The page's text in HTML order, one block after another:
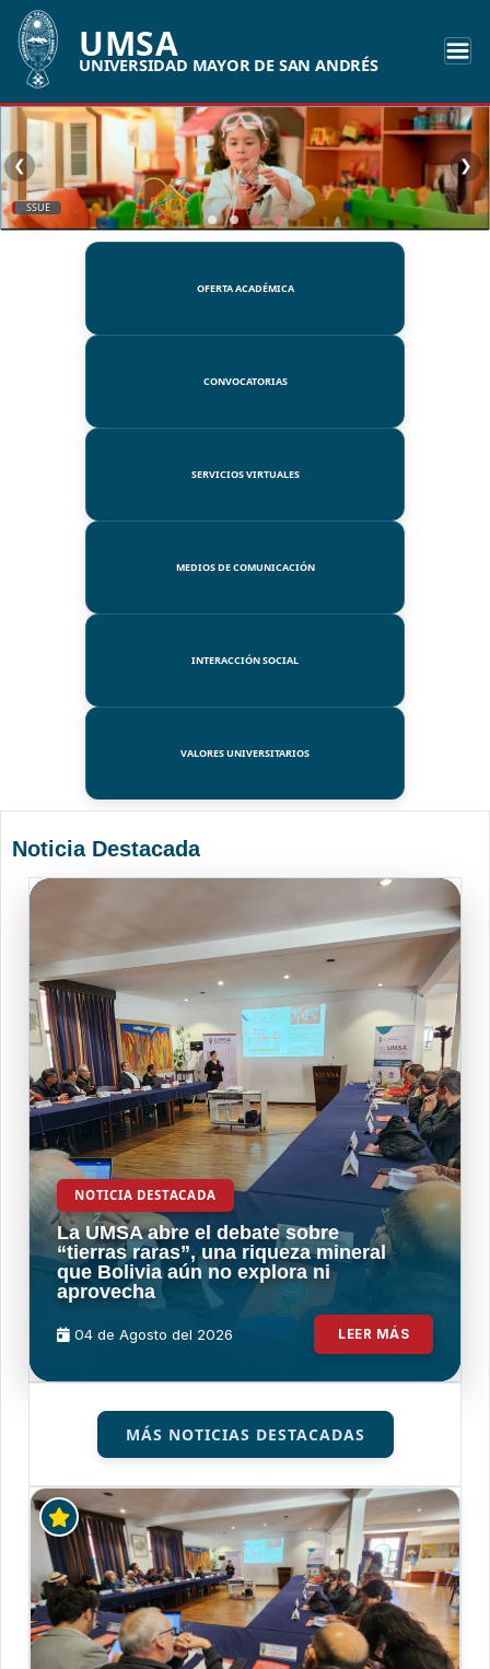
UMSA
UNIVERSIDAD MAYOR DE SAN ANDRÉS
SSUE
❮ ❯
OFERTA ACADÉMICA
CONVOCATORIAS
SERVICIOS VIRTUALES
MEDIOS DE COMUNICACIÓN
INTERACCIÓN SOCIAL
VALORES UNIVERSITARIOS
Noticia Destacada
NOTICIA DESTACADA
La UMSA abre el debate sobre
“tierras raras”, una riqueza mineral
que Bolivia aún no explora ni
aprovecha
04 de Agosto del 2026 LEER MÁS
MÁS NOTICIAS DESTACADAS